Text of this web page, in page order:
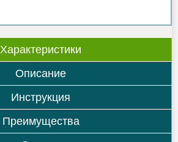
Характеристики
Описание
Инструкция
Преимущества